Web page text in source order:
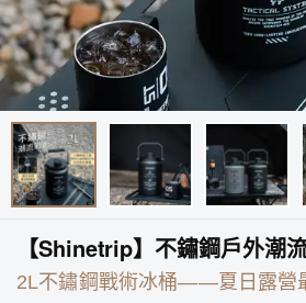
【Shinetrip】不鏽鋼戶外潮
2L不鏽鋼戰術冰桶——夏日露營